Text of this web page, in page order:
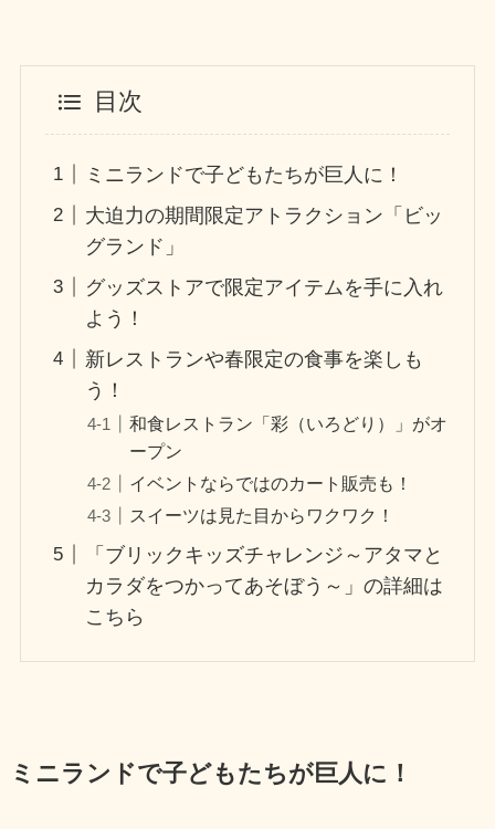
目次
ミニランドで子どもたちが巨人に！
大迫力の期間限定アトラクション「ビッ
グランド」
グッズストアで限定アイテムを手に入れ
よう！
新レストランや春限定の食事を楽しも
う！
和食レストラン「彩（いろどり）」がオ
ープン
イベントならではのカート販売も！
スイーツは見た目からワクワク！
「ブリックキッズチャレンジ～アタマと
カラダをつかってあそぼう～」の詳細は
こちら
ミニランドで子どもたちが巨人に！